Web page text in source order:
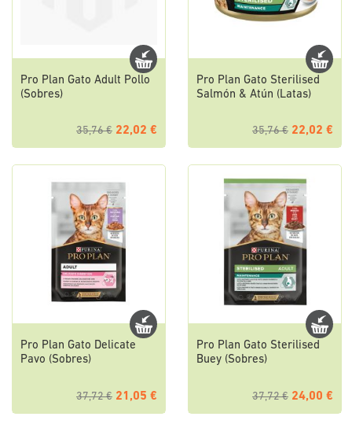
Pro Plan Gato Adult Pollo
(Sobres)
35,76 € 22,02 €
Pro Plan Gato Sterilised
Salmón & Atún (Latas)
35,76 € 22,02 €
Pro Plan Gato Delicate
Pavo (Sobres)
37,72 € 21,05 €
Pro Plan Gato Sterilised
Buey (Sobres)
37,72 € 24,00 €